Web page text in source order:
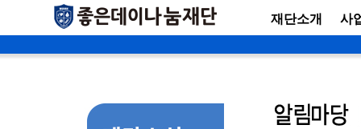
재단소개 사